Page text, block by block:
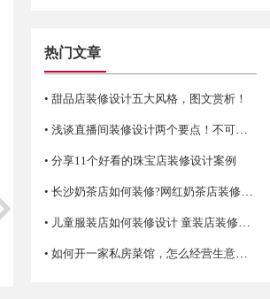
热门文章
• 甜品店装修设计五大风格，图文赏析！
• 浅谈直播间装修设计两个要点！不可错过哦
• 分享11个好看的珠宝店装修设计案例
• 长沙奶茶店如何装修?网红奶茶店装修技巧
• 儿童服装店如何装修设计 童装店装修注意事项
• 如何开一家私房菜馆，怎么经营生意才火爆？